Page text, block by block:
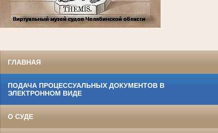
ГЛАВНАЯ
ПОДАЧА ПРОЦЕССУАЛЬНЫХ ДОКУМЕНТОВ В
ЭЛЕКТРОННОМ ВИДЕ
О СУДЕ